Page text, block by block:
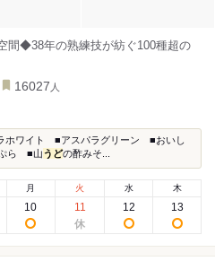
間◆38年の熟練技が紡ぐ100種超の
16027 人
ホワイト ■アスパラグリーン ■おいし
ら ■山うどの酢みそ...
月
10
火
11
水
12
木
13